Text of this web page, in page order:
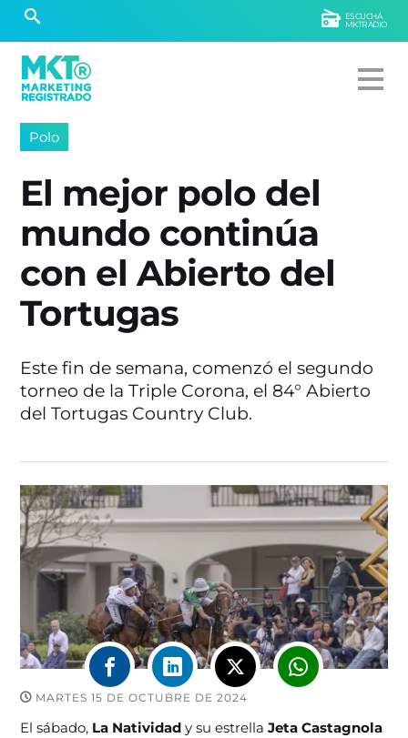
ESCUCHÁ
MKTRADIO
Polo
El mejor polo del
mundo continúa
con el Abierto del
Tortugas
Este fin de semana, comenzó el segundo
torneo de la Triple Corona, el 84° Abierto
del Tortugas Country Club.
MARTES 15 DE OCTUBRE DE 2024
El sábado, La Natividad y su estrellaJeta Castagnola